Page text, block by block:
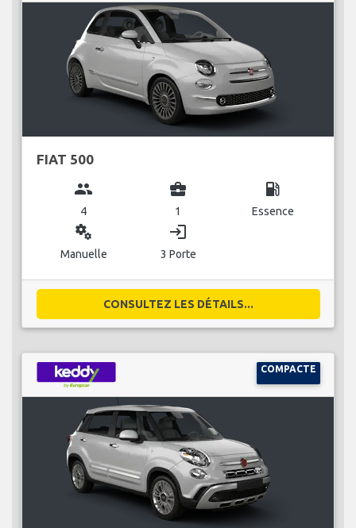
FIAT 500
group
4
business_center
1
local_gas_station
Essence
miscellaneous_services
Manuelle
login
3 Porte
CONSULTEZ LES DÉTAILS...
COMPACTE